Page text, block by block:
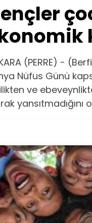
(PERRE) -
Nüfus Günü
ve
yansıtmadığını